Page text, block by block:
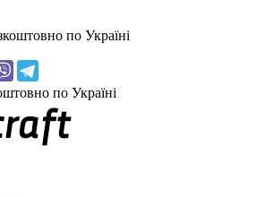
по Україні
по Україні